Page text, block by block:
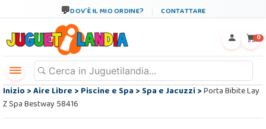
DOV´È IL MIO ORDINE? CONTATTARE
0
Inizio>Aire Libre>Piscine e Spa>Spa e Jacuzzi>Porta Bibite Lay
Z Spa Bestway 58416